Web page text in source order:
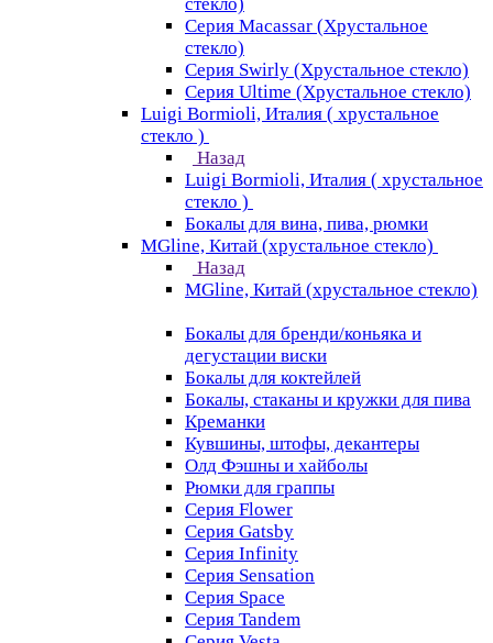
Серия Macassar (Хрустальное
стекло)
Серия Swirly (Хрустальное стекло)
Серия Ultime (Хрустальное стекло)
Luigi Bormioli, Италия ( хрустальное
стекло )
Назад
Luigi Bormioli, Италия ( хрустальное
стекло )
Бокалы для вина, пива, рюмки
MGline, Китай (хрустальное стекло)
Назад
MGline, Китай (хрустальное стекло)
Бокалы для бренди/коньяка и
дегустации виски
Бокалы для коктейлей
Бокалы, стаканы и кружки для пива
Креманки
Кувшины, штофы, декантеры
Олд Фэшны и хайболы
Рюмки для граппы
Серия Flower
Серия Gatsby
Серия Infinity
Серия Sensation
Серия Space
Серия Tandem